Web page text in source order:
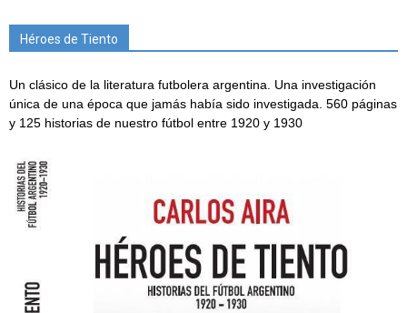
Héroes de Tiento
Un clásico de la literatura futbolera argentina. Una investigación
única de una época que jamás había sido investigada. 560 páginas
y 125 historias de nuestro fútbol entre 1920 y 1930